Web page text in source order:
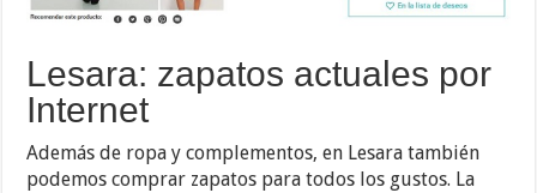
Lesara: zapatos actuales por
Internet
Además de ropa y complementos, en Lesara también
podemos comprar zapatos para todos los gustos. La